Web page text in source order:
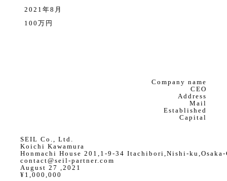
2021年8月
100万円
Company name
CEO
Address
Mail
Established
Capital
SEIL Co., Ltd.
Koichi Kawamura
Honmachi House 201,1-9-34 Itachibori,Nishi-
contact@seil-partner.com
August 27 ,2021
¥1,000,000